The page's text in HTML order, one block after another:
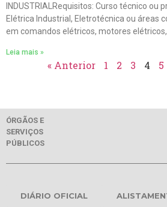
INDUSTRIALRequisitos: Curso técnico ou
Elétrica Industrial, Eletrotécnica ou áreas
em comandos elétricos, motores
Leia mais »
« Anterior 1 2 3 4 5
ÓRGÃOS E
SERVIÇOS
PÚBLICOS
DIÁRIO OFICIAL